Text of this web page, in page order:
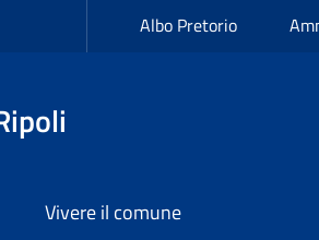
Albo Pretorio
Vivere il comune